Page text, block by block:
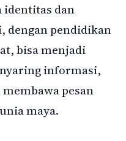
identitas dan
dengan pendidikan
bisa menjadi
informasi,
pesan
maya.